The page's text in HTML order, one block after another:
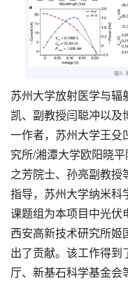
苏州大学放射医学与
凯、副教授闫聪冲以
一作者，苏州大学王殳
究所/湘潭大学欧阳晓
之芳院士、孙亮副教
指导，苏州大学纳米科
课题组为本项目中光伏
西安高新技术研究所
出了贡献。该工作得到
厅、新基石科学基金会